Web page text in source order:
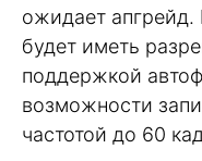
ожидает
будет иметь
поддержкой
возможности
частотой до 60